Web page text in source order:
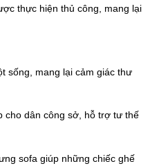
thực hiện thủ công, mang lại
sống, mang lại cảm giác thư
cho dân công sở, hỗ trợ tư thế
sofa giúp những chiếc ghế